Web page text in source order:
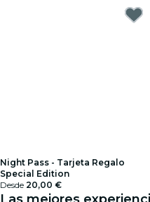
Night Pass - Tarjeta Regalo
Special Edition
Desde 20,00 €